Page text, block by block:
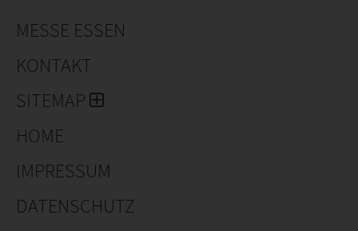
MESSE ESSEN
KONTAKT
SITEMAP
HOME
IMPRESSUM
DATENSCHUTZ